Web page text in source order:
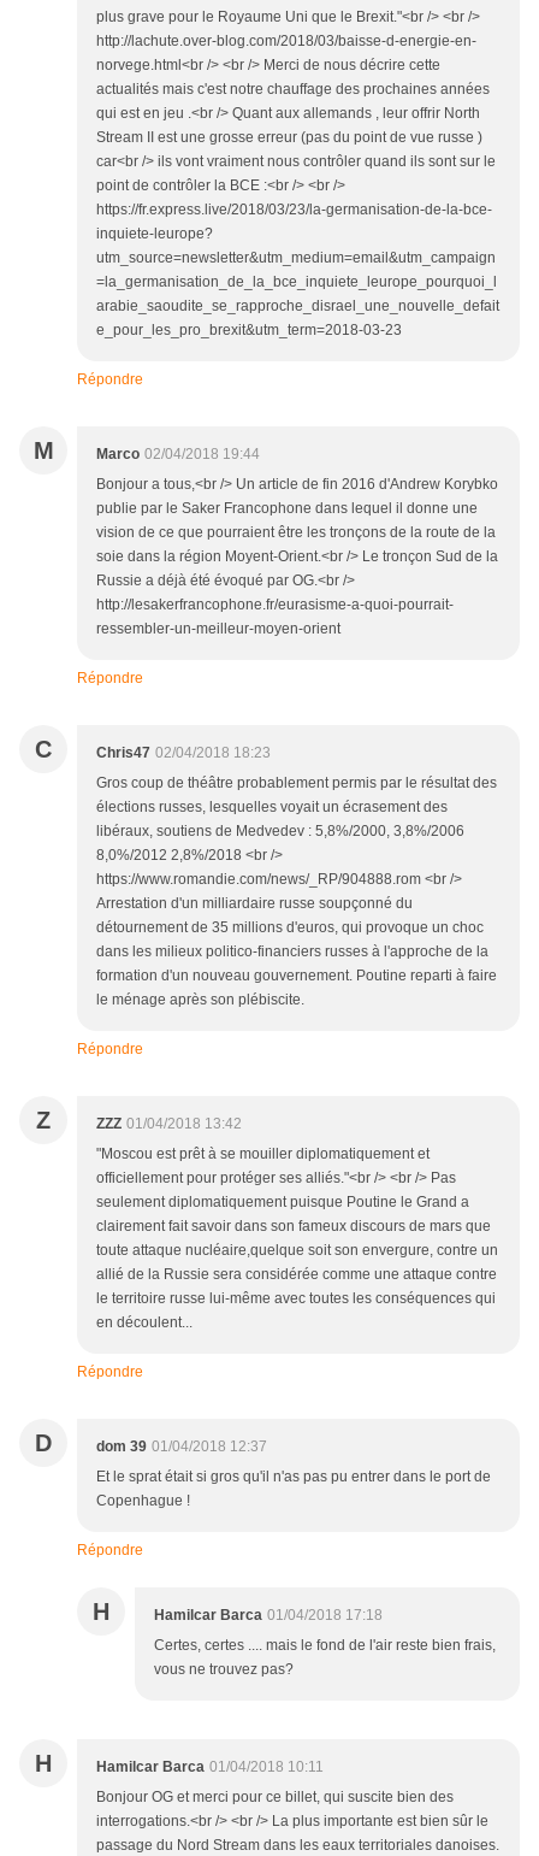
plus grave pour le Royaume Uni que le Brexit."<br /> <br />
http://lachute.over-blog.com/2018/03/baisse-d-energie-en-
norvege.html<br /> <br /> Merci de nous décrire cette
actualités mais c'est notre chauffage des prochaines années
qui est en jeu .<br /> Quant aux allemands , leur offrir North
Stream II est une grosse erreur (pas du point de vue russe )
car<br /> ils vont vraiment nous contrôler quand ils sont sur le
point de contrôler la BCE :<br /> <br />
https://fr.express.live/2018/03/23/la-germanisation-de-la-bce-
inquiete-leurope?
utm_source=newsletter&utm_medium=email&utm_campaign
=la_germanisation_de_la_bce_inquiete_leurope_pourquoi_l
arabie_saoudite_se_rapproche_disrael_une_nouvelle_defait
e_pour_les_pro_brexit&utm_term=2018-03-23
Répondre
M Marco 02/04/2018 19:44
Bonjour a tous,<br /> Un article de fin 2016 d'Andrew Korybko
publie par le Saker Francophone dans lequel il donne une
vision de ce que pourraient être les tronçons de la route de la
soie dans la région Moyent-Orient.<br /> Le tronçon Sud de la
Russie a déjà été évoqué par OG.<br />
http://lesakerfrancophone.fr/eurasisme-a-quoi-pourrait-
ressembler-un-meilleur-moyen-orient
Répondre
C Chris47 02/04/2018 18:23
Gros coup de théâtre probablement permis par le résultat des
élections russes, lesquelles voyait un écrasement des
libéraux, soutiens de Medvedev : 5,8%/2000, 3,8%/2006
8,0%/2012 2,8%/2018 <br />
https://www.romandie.com/news/_RP/904888.rom <br />
Arrestation d'un milliardaire russe soupçonné du
détournement de 35 millions d'euros, qui provoque un choc
dans les milieux politico-financiers russes à l'approche de la
formation d'un nouveau gouvernement. Poutine reparti à faire
le ménage après son plébiscite.
Répondre
Z ZZZ 01/04/2018 13:42
"Moscou est prêt à se mouiller diplomatiquement et
officiellement pour protéger ses alliés."<br /> <br /> Pas
seulement diplomatiquement puisque Poutine le Grand a
clairement fait savoir dans son fameux discours de mars que
toute attaque nucléaire,quelque soit son envergure, contre un
allié de la Russie sera considérée comme une attaque contre
le territoire russe lui-même avec toutes les conséquences qui
en découlent...
Répondre
D dom 39 01/04/2018 12:37
Et le sprat était si gros qu'il n'as pas pu entrer dans le port de
Copenhague !
Répondre
H Hamilcar Barca 01/04/2018 17:18
Certes, certes .... mais le fond de l'air reste bien frais,
vous ne trouvez pas?
H Hamilcar Barca 01/04/2018 10:11
Bonjour OG et merci pour ce billet, qui suscite bien des
interrogations.<br /> <br /> La plus importante est bien sûr le
passage du Nord Stream dans les eaux territoriales danoises.